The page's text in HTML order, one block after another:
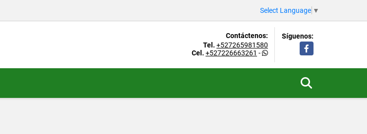
Select Language ▼
Contáctenos:
Tel. +527265981580
Cel. +527226663261 -
Síguenos:
Facebook